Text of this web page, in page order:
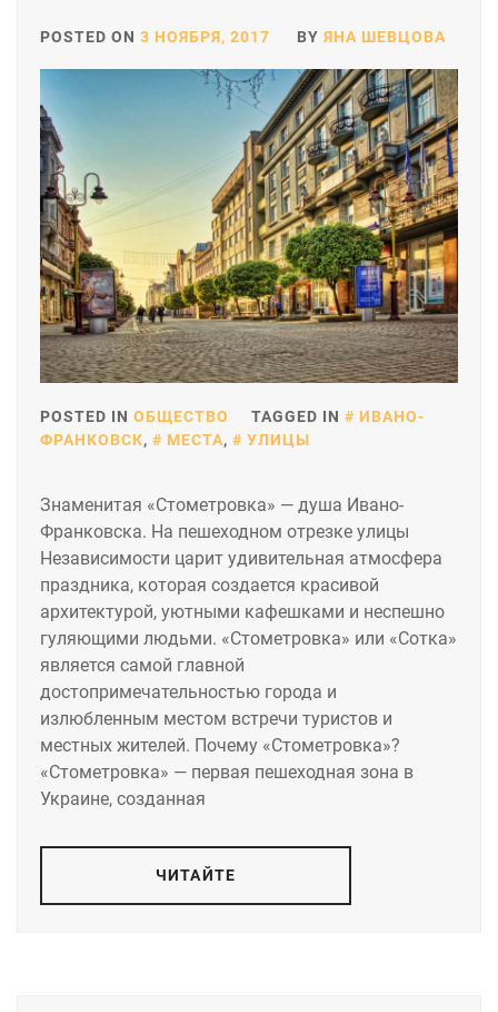
POSTED ON 3 НОЯБРЯ, 2017 BY ЯНА ШЕВЦОВА
POSTED IN ОБЩЕСТВО TAGGED IN
ИВАНО-
ФРАНКОВСК, МЕСТА, УЛИЦЫ
Знаменитая «Стометровка» — душа Ивано-
Франковска. На пешеходном отрезке улицы
Независимости царит удивительная атмосфера
праздника, которая создается красивой
архитектурой, уютными кафешками и неспешно
гуляющими людьми. «Стометровка» или «Сотка»
является самой главной
достопримечательностью города и
излюбленным местом встречи туристов и
местных жителей. Почему «Стометровка»?
«Стометровка» — первая пешеходная зона в
Украине, созданная
ЧИТАЙТЕ